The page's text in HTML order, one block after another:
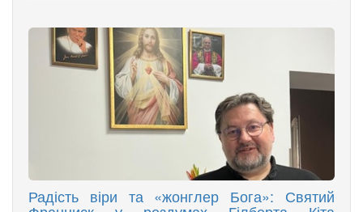
Радість віри та «жонглер Бога»: Святий